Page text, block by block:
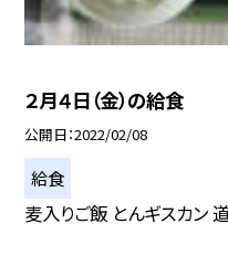
２月４日（金）の給食
公開日 2022/02/08
給食
麦入りご飯 とんギスカン